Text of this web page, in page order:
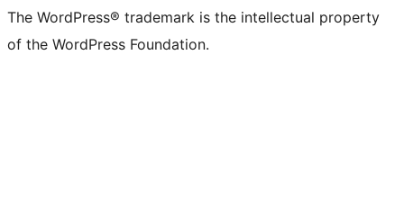
The WordPress® trademark is the intellectual property
of the WordPress Foundation.